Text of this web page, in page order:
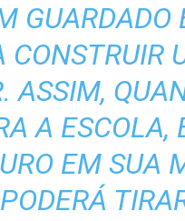
GUARDADO
CONSTRUIR
ASSIM,
A ESCOLA,
EM SUA